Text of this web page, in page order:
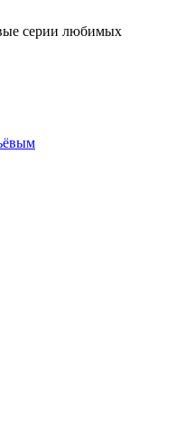
серии любимых